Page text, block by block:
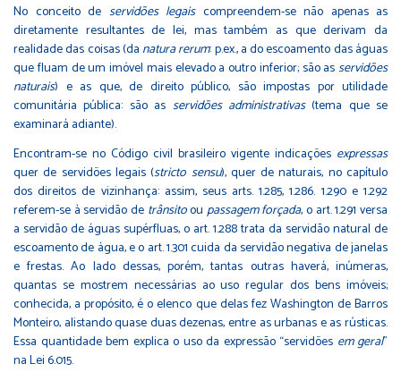
No conceito de servidões legaiscompreendem-se não apenas as
diretamente resultantes de lei, mas também as que derivam da
realidade das coisas (da natura rerum: p.ex., a do escoamento das águas
que fluam de um imóvel mais elevado a outro inferior; são asservidões
naturais) e as que, de direito público, são impostas por utilidade
comunitária pública: são as servidões administrativas(tema que se
examinará adiante).
Encontram-se no Código civil brasileiro vigente indicações expressas
quer de servidões legais (stricto sensu), quer de naturais, no capítulo
dos direitos de vizinhança: assim, seus arts. 1.285, 1.286. 1.290 e 1.292
referem-se à servidão de trânsitoou passagem forçada, o art. 1.291 versa
a servidão de águas supérfluas, o art. 1.288 trata da servidão natural de
escoamento de água, e o art. 1.301 cuida da servidão negativa de janelas
e frestas. Ao lado dessas, porém, tantas outras haverá, inúmeras,
quantas se mostrem necessárias ao uso regular dos bens imóveis;
conhecida, a propósito, é o elenco que delas fez Washington de Barros
Monteiro, alistando quase duas dezenas, entre as urbanas e as rústicas.
Essa quantidade bem explica o uso da expressão “servidões em geral”
na Lei 6.015.